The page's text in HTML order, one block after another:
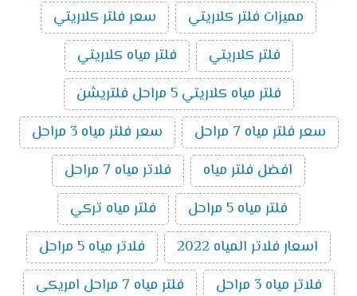
مميزات فلتر كلاريتي
سعر فلتر كلاريتي
فلتر كلاريتي
فلتر مياه كلاريتي
فلتر مياه كلاريتي 5 مراحل فلتريشن
سعر فلتر مياه 7 مراحل
سعر فلتر مياه 3 مراحل
افضل فلتر مياه
فلاتر مياه 7 مراحل
فلتر مياه 5 مراحل
فلتر مياه تركي
اسعار فلاتر المياه 2022
فلاتر مياه 5 مراحل
فلاتر مياه 3 مراحل
فلتر مياه 7 مراحل امريكى